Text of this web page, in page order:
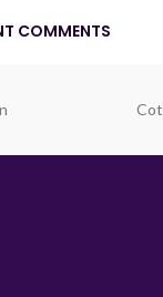
COMMENTS